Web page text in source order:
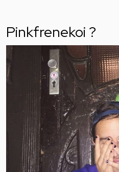
Pinkfrenekoi ?